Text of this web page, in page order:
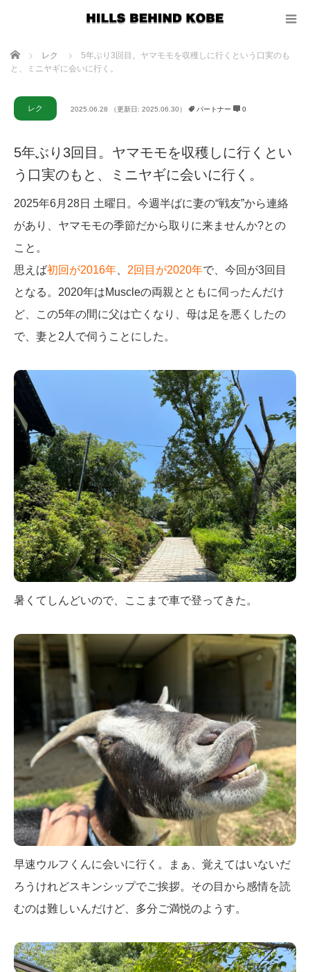
ホーム レク
5年ぶり3回目。ヤマモモを収穫しに行くという口実のも
と、ミニヤギに会いに行く。
レク 2025.06.28 （更新日: 2025.06.30） パートナー 0
5年ぶり3回目。ヤマモモを収穫しに行くとい
う口実のもと、ミニヤギに会いに行く。
2025年6月28日 土曜日。今週半ばに妻の“戦友”から連絡
があり、ヤマモモの季節だから取りに来ませんか?との
こと。
思えば初回が2016年 2回目が2020年で、今回が3回目
となる。2020年はMuscleの両親とともに伺ったんだけ
ど、この5年の間に父は亡くなり、母は足を悪くしたの
で、妻と2人で伺うことにした。
暑くてしんどいので、ここまで車で登ってきた。
早速ウルフくんに会いに行く。まぁ、覚えてはいないだ
ろうけれどスキンシップでご挨拶。その目から感情を読
むのは難しいんだけど、多分ご満悦のようす。